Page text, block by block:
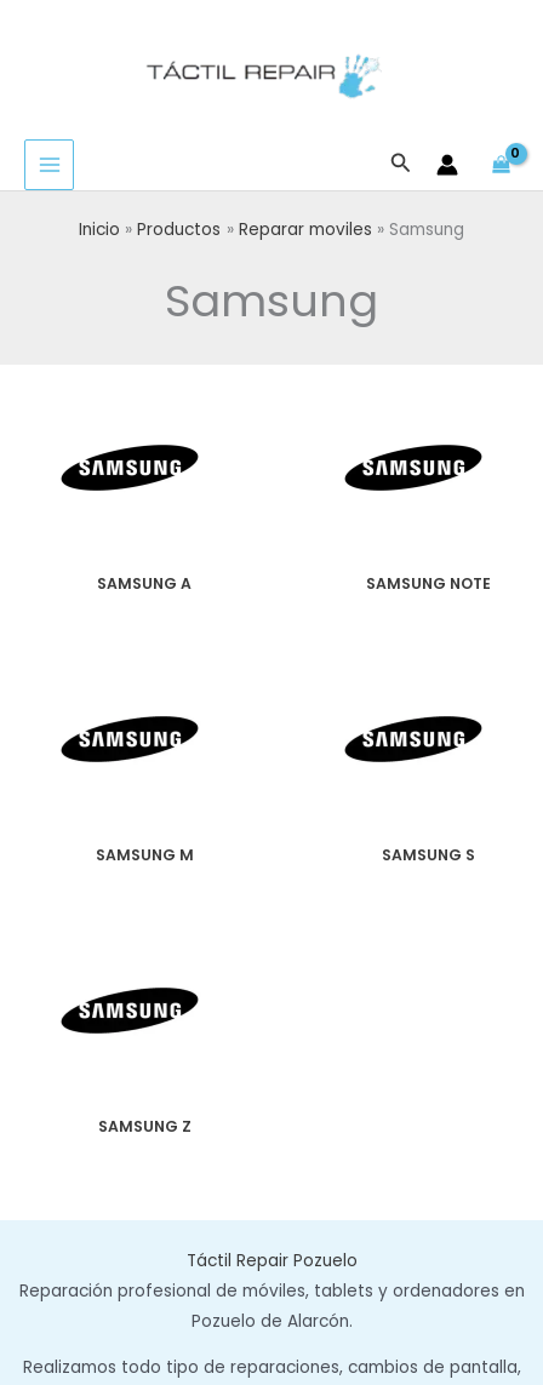
Buscar
Inicio Productos Reparar moviles Samsung
Samsung
SAMSUNG A SAMSUNG NOTE
SAMSUNG M SAMSUNG S
SAMSUNG Z
Táctil Repair Pozuelo
Reparación profesional de móviles, tablets y ordenadores en
Pozuelo de Alarcón.
Realizamos todo tipo de reparaciones, cambios de pantalla,